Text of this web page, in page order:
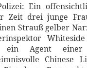
Ein
Zeit drei junge
Strauß gelber
ein Agent einer
Chinese